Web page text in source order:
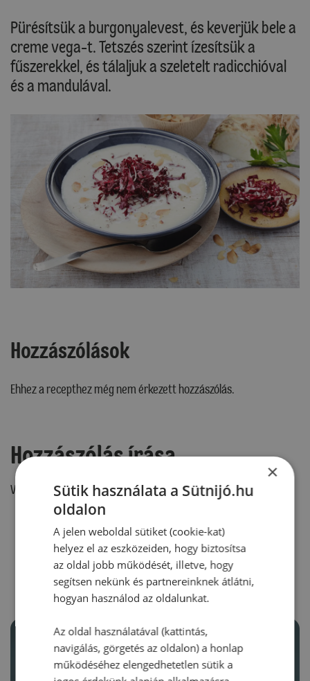
Pürésítsük a burgonyalevest, és keverjük bele a
creme vega-t. Tetszés szerint Ízesítsük a
fűszerekkel, és tálaljuk a szeletelt radicchióval
és a mandulával.
Hozzászólások
Ehhez a recepthez még nem érkezett hozzászólás.
Hozzászólás írása
Vélemény írásához, kérjük,jelentkezz be!
RECEPTAJÁNLÓ
×
Sütik használata a Sütnijó.hu
oldalon
A jelen weboldal sütiket (cookie-kat)
helyez el az eszközeiden, hogy biztosítsa
az oldal jobb működését, illetve, hogy
segítsen nekünk és partnereinknek átlátni,
hogyan használod az oldalunkat.
Az oldal használatával (kattintás,
navigálás, görgetés az oldalon) a honlap
működéséhez elengedhetetlen sütik a